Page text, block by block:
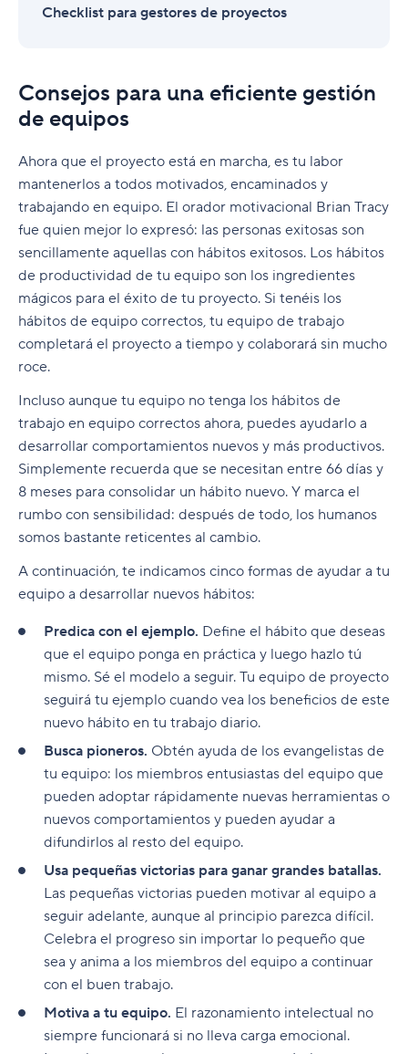
Checklist para gestores de proyectos
Consejos para una eficiente gestión
de equipos
Ahora que el proyecto está en marcha, es tu labor
mantenerlos a todos motivados, encaminados y
trabajando en equipo. El orador motivacional Brian Tracy
fue quien mejor lo expresó: las personas exitosas son
sencillamente aquellas con hábitos exitosos. Los hábitos
de productividad de tu equipo son los ingredientes
mágicos para el éxito de tu proyecto. Si tenéis los
hábitos de equipo correctos, tu equipo de trabajo
completará el proyecto a tiempo y colaborará sin mucho
roce.
Incluso aunque tu equipo no tenga los hábitos de
trabajo en equipo correctos ahora, puedes ayudarlo a
desarrollar comportamientos nuevos y más productivos.
Simplemente recuerda que se necesitan entre 66 días y
8 meses para consolidar un hábito nuevo. Y marca el
rumbo con sensibilidad: después de todo, los humanos
somos bastante reticentes al cambio.
A continuación, te indicamos cinco formas de ayudar a tu
equipo a desarrollar nuevos hábitos:
Predica con el ejemplo. Define el hábito que deseas
que el equipo ponga en práctica y luego hazlo tú
mismo. Sé el modelo a seguir. Tu equipo de proyecto
seguirá tu ejemplo cuando vea los beneficios de este
nuevo hábito en tu trabajo diario.
Busca pioneros. Obtén ayuda de los evangelistas de
tu equipo: los miembros entusiastas del equipo que
pueden adoptar rápidamente nuevas herramientas o
nuevos comportamientos y pueden ayudar a
difundirlos al resto del equipo.
Usa pequeñas victorias para ganar grandes batallas.
Las pequeñas victorias pueden motivar al equipo a
seguir adelante, aunque al principio parezca difícil.
Celebra el progreso sin importar lo pequeño que
sea y anima a los miembros del equipo a continuar
con el buen trabajo.
Motiva a tu equipo. El razonamiento intelectual no
siempre funcionará si no lleva carga emocional.